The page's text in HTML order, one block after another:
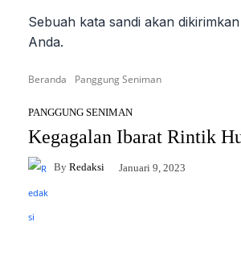
Sebuah kata sandi akan
Anda.
Beranda Panggung Seniman
PANGGUNG SENIMAN
Kegagalan Ibarat Rintik
By Redaksi Januari 9, 2023